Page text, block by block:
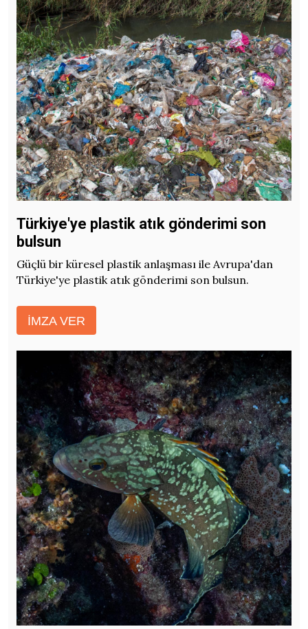
Türkiye'ye plastik atık gönderimi son
bulsun
Güçlü bir küresel plastik anlaşması ile Avrupa'dan
Türkiye'ye plastik atık gönderimi son bulsun.
İMZA VER